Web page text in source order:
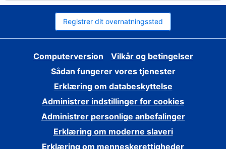
Registrer dit overnatningssted
Computerversion
Vilkår og betingelser
Sådan fungerer vores tjenester
Erklæring om databeskyttelse
Administrer indstillinger for cookies
Administrer personlige anbefalinger
Erklæring om moderne slaveri
Erklæring om menneskerettigheder